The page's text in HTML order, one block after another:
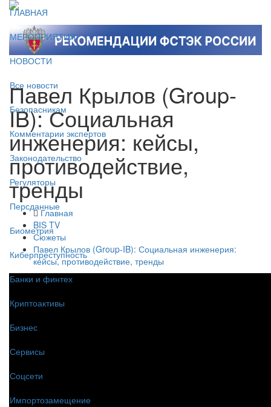
ГЛАВНАЯ
МЕРОПРИЯТИЯ
НОВОСТИ
Все новости
Безопасникам
Комментарии экспертов
Законодательство
Регуляторы
Персданные
Биометрия
Киберпреступность
Банки и финтех
Криптоактивы
Бизнес
Сервисы
Соцсети
Импортозамещение
Павел Крылов (Group-
IB): Социальная
инженерия: кейсы,
противодействие,
тренды
Главная
BIS TV
Сюжеты
Павел Крылов (Group-IB): Социальная инженерия:
кейсы, противодействие, тренды